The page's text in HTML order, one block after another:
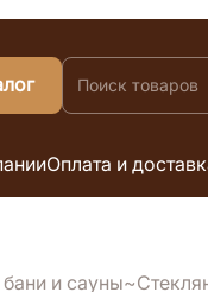
Оплата и
и сауны